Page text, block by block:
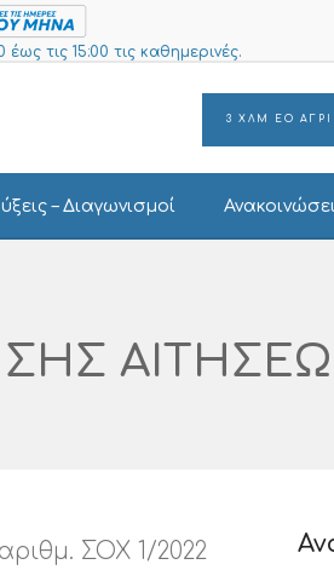
τις 15:00 τις καθημερινές.
3 ΧΛΜ ΕΟ
– Διαγωνισμοί
ΣΟΧ 1/2022